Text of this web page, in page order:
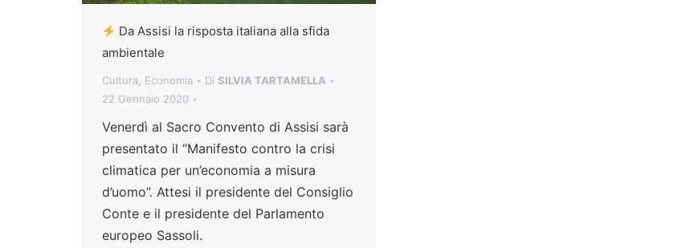
Da Assisi la risposta italiana alla sfida
ambientale
Cultura, Economia Di SILVIA TARTAMELLA
22 Gennaio 2020
Venerdì al Sacro Convento di Assisi sarà
presentato il “Manifesto contro la crisi
climatica per un’economia a misura
d’uomo”. Attesi il presidente del Consiglio
Conte e il presidente del Parlamento
europeo Sassoli.